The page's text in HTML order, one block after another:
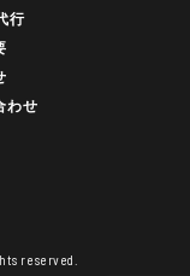
行
わせ
reserved.